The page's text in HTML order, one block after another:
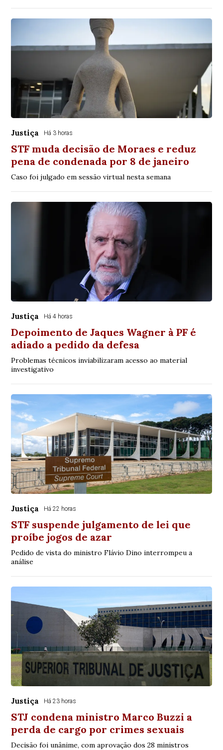
Justiça Há 3 horas
STF muda decisão de Moraes e reduz
pena de condenada por 8 de janeiro
Caso foi julgado em sessão virtual nesta semana
Justiça Há 4 horas
Depoimento de Jaques Wagner à PF é
adiado a pedido da defesa
Problemas técnicos inviabilizaram acesso ao material
investigativo
Justiça Há 22 horas
STF suspende julgamento de lei que
proíbe jogos de azar
Pedido de vista do ministro Flávio Dino interrompeu a
análise
Justiça Há 23 horas
STJ condena ministro Marco Buzzi a
perda de cargo por crimes sexuais
Decisão foi unânime, com aprovação dos 28 ministros